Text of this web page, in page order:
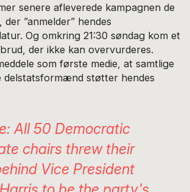
senere afleverede kampagnen de
”anmelder” hendes
Og omkring 21:30 søndag kom et
der ikke kan overvurderes.
som første medie, at samtlige
delstatsformænd støtter hendes
All 50 Democratic
chairs threw their
Vice President